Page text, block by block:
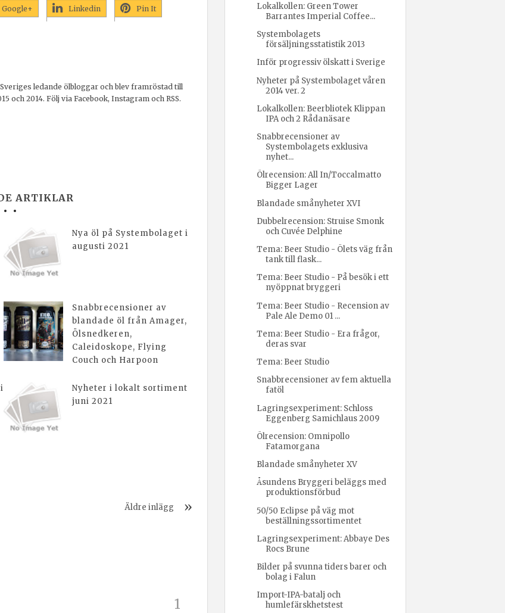
Google+ Linkedin Pin It
ledande ölbloggar och blev framröstad till
och 2014. Följ via Facebook, Instagram och RSS.
ARTIKLAR
Nya öl på Systembolaget i
augusti 2021
Snabbrecensioner av
blandade öl från Amager,
Ölsnedkeren,
Caleidoskope, Flying
Couch och Harpoon
Nyheter i lokalt sortiment
juni 2021
Äldre inlägg
Lokalkollen: Green Tower
Barrantes Imperial Coffee...
Systembolagets
försäljningsstatistik 2013
Inför progressiv ölskatt i Sverige
Nyheter på Systembolaget våren
2014 ver. 2
Lokalkollen: Beerbliotek Klippan
IPA och 2 Rådanäsare
Snabbrecensioner av
Systembolagets exklusiva
nyhet...
Ölrecension: All In/Toccalmatto
Bigger Lager
Blandade smånyheter XVI
Dubbelrecension: Struise Smonk
och Cuvée Delphine
Tema: Beer Studio - Ölets väg från
tank till flask...
Tema: Beer Studio - På besök i ett
nyöppnat bryggeri
Tema: Beer Studio - Recension av
Pale Ale Demo 01 ...
Tema: Beer Studio - Era frågor,
deras svar
Tema: Beer Studio
Snabbrecensioner av fem aktuella
fatöl
Lagringsexperiment: Schloss
Eggenberg Samichlaus 2009
Ölrecension: Omnipollo
Fatamorgana
Blandade smånyheter XV
Åsundens Bryggeri beläggs med
produktionsförbud
50/50 Eclipse på väg mot
beställningssortimentet
Lagringsexperiment: Abbaye Des
Rocs Brune
Bilder på svunna tiders barer och
bolag i Falun
Import-IPA-batalj och
humlefärskhetstest